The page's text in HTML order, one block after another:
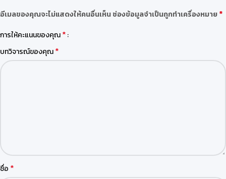
อีเมลของคุณจะไม่แสดงให้คนอื่นเห็นช่องข้อมูลจำเป็นถูกทำเครื่องหมาย*
การให้คะแนนของคุณ*
บทวิจารณ์ของคุณ*
ชื่อ *